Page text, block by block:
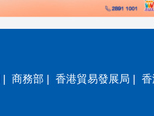
| 商務部 | 香港貿易發展局 |